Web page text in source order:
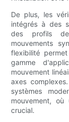
De plus, les
intégrés à des
des profils
mouvements
flexibilité
gamme
mouvement
axes
systèmes
mouvement,
crucial.